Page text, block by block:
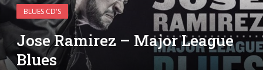
BLUES CD'S
Jose Ramirez – Major League
Blues